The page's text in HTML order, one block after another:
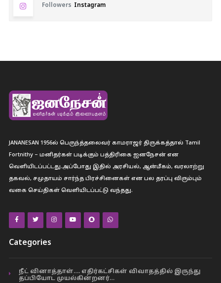
Followers Instagram
JANANESAN 1956ல் பெருந்த்தலைவர் காமராஜர் திருக்கத்தால் Tamil
Fortnithy – மனிதர்கள் படிக்கும் பத்திரிகை ஐனநேசன் என
வெளியிடப்பட்டது.அப்போது இதில் அரசியல், ஆன்மீகம், வரலாற்று
தகவல், சமுதாயம் சார்ந்த பிரச்சினைகள் என பல தரப்பு விரும்பும்
வகை செய்திகள் வெளியிடப்பட்டு வந்தது.
Categories
நீட் வினாத்தாள்…. எதிர்கட்சிகள் விவாதத்தில் இருந்து
தப்பியோட முயல்கின்றனர்…